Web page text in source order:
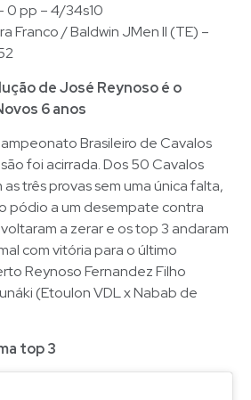
0 pp – 4/34s10
Franco / Baldwin JMen II (TE) –
de José Reynoso é o
6 anos
Brasileiro de Cavalos
foi acirrada. Dos 50 Cavalos
três provas sem uma única falta,
pódio a um desempate contra
a zerar e os top 3 andaram
com vitória para o último
Reynoso Fernandez Filho
(Etoulon VDL x Nabab de
top 3